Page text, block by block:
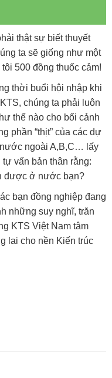
thật sự biết thuyết
ta sẽ giống như một
500 đồng thuốc cảm!
thời buổi hội nhập khi
chúng ta phải luôn
thế nào cho bối cảnh
phần “thịt” của các dự
nước ngoài A,B,C… lấy
vấn bản thân rằng:
được ở nước bạn?
bạn đồng nghiệp đang
những suy nghĩ, trăn
KTS Việt Nam tâm
lai cho nền Kiến trúc